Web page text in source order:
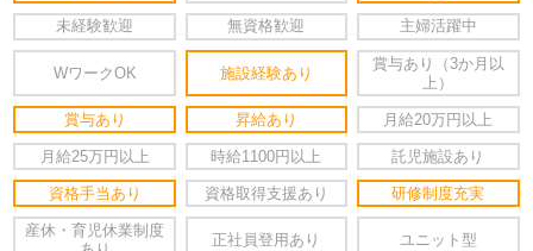
未経験歓迎 無資格歓迎 主婦活躍中
WワークOK 施設経験あり
賞与あり（3か月以
上）
賞与あり 昇給あり 月給20万円以上
月給25万円以上 時給1100円以上 託児施設あり
資格手当あり 資格取得支援あり 研修制度充実
産休・育児休業制度
正社員登用あり ユニット型